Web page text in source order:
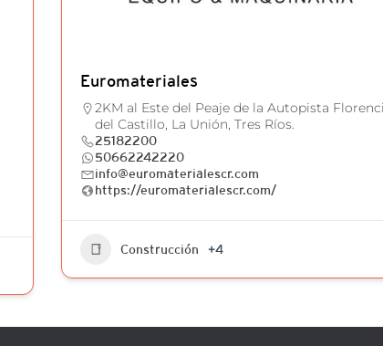
Euromateriales
2KM al Este del Peaje de la Autopista
del Castillo, La Unión, Tres Ríos.
25182200
50662242220
info@euromaterialescr.com
https://euromaterialescr.com/
Construcción +4